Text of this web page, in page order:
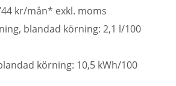
kr/mån* exkl. moms
blandad körning: 2,1 l/100
körning: 10,5 kWh/100